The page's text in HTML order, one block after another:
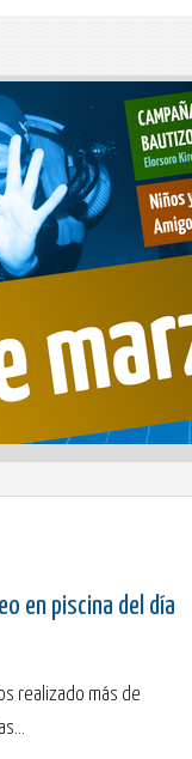
en piscina del día
realizado más de